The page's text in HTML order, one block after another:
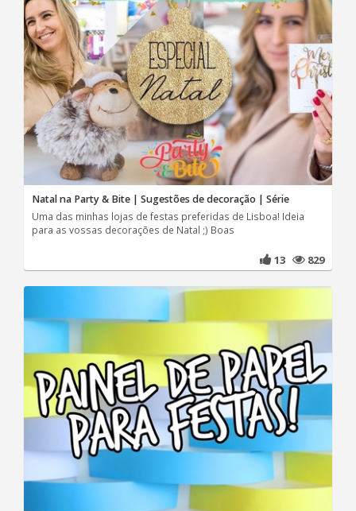
Natal na Party & Bite | Sugestões de decoração | Série
Uma das minhas lojas de festas preferidas de Lisboa! Ideia
para as vossas decorações de Natal ;) Boas
13 829